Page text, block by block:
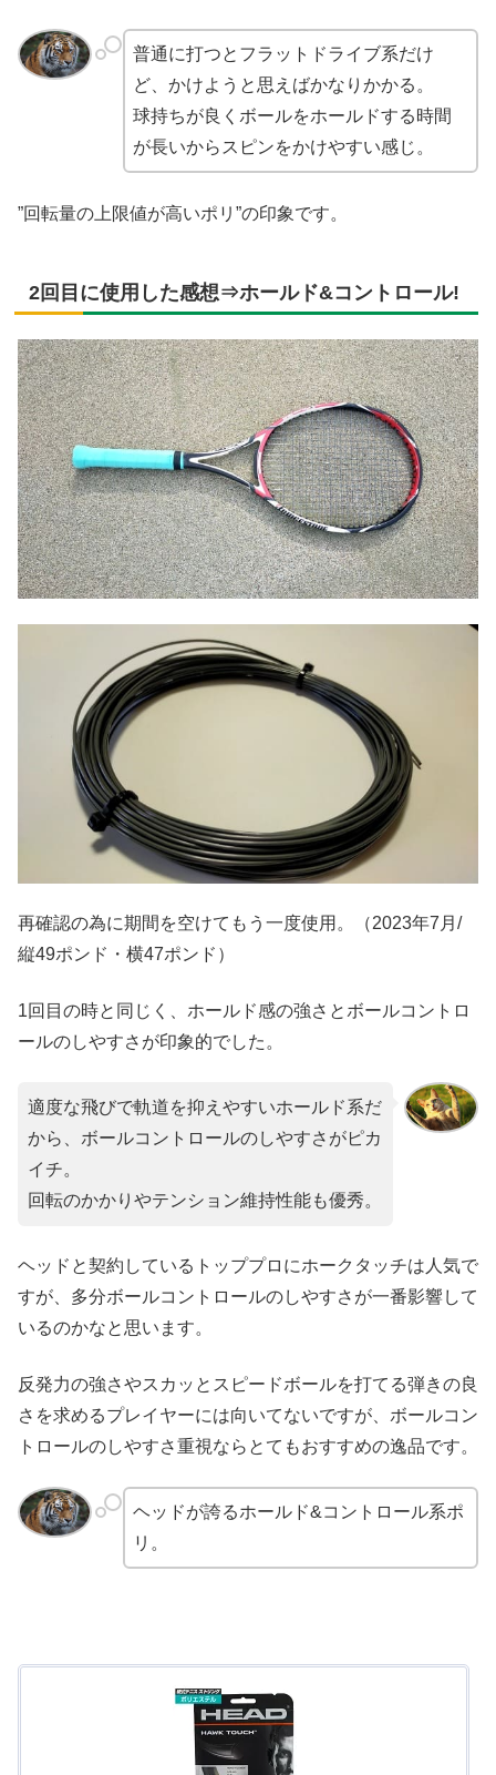
普通に打つとフラットドライブ系だけ
ど、かけようと思えばかなりかかる。
球持ちが良くボールをホールドする時間
が長いからスピンをかけやすい感じ。
”回転量の上限値が高いポリ”の印象です。
2回目に使用した感想⇒ホールド&コントロール!
再確認の為に期間を空けてもう一度使用。（2023年7月/
縦49ポンド・横47ポンド）
1回目の時と同じく、ホールド感の強さとボールコントロ
ールのしやすさが印象的でした。
適度な飛びで軌道を抑えやすいホールド系だ
から、ボールコントロールのしやすさがピカ
イチ。
回転のかかりやテンション維持性能も優秀。
ヘッドと契約しているトッププロにホークタッチは人気で
すが、多分ボールコントロールのしやすさが一番影響して
いるのかなと思います。
反発力の強さやスカッとスピードボールを打てる弾きの良
さを求めるプレイヤーには向いてないですが、ボールコン
トロールのしやすさ重視ならとてもおすすめの逸品です。
ヘッドが誇るホールド&コントロール系ポ
リ。